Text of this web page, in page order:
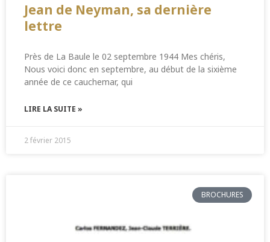
Jean de Neyman, sa dernière
lettre
Près de La Baule le 02 septembre 1944 Mes chéris,
Nous voici donc en septembre, au début de la sixième
année de ce cauchemar, qui
LIRE LA SUITE »
2 février 2015
BROCHURES